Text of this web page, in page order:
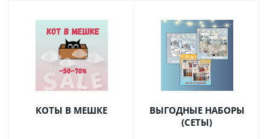
КОТЫ В МЕШКЕ
ВЫГОДНЫЕ НАБОРЫ
(СЕТЫ)